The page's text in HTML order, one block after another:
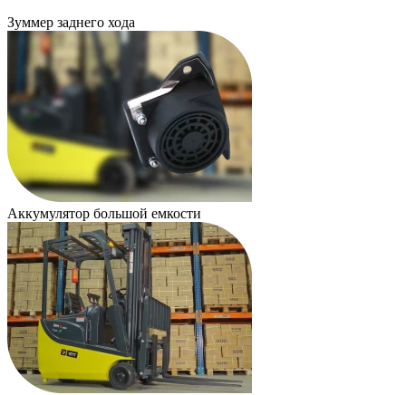
Зуммер заднего хода
Аккумулятор большой емкости